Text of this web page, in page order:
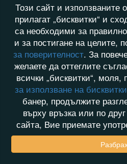
Този сайт и използваните
прилагат „бисквитки“ и
са необходими за
и за постигане на целите,
за поверителност. За
желаете да оттеглите
всички „бисквитки“, моля,
за използване на бисквитки
банер, продължите
върху връзка или по
сайта, Вие приемате